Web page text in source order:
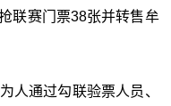
联赛门票38张并转售牟
人通过勾联验票人员、